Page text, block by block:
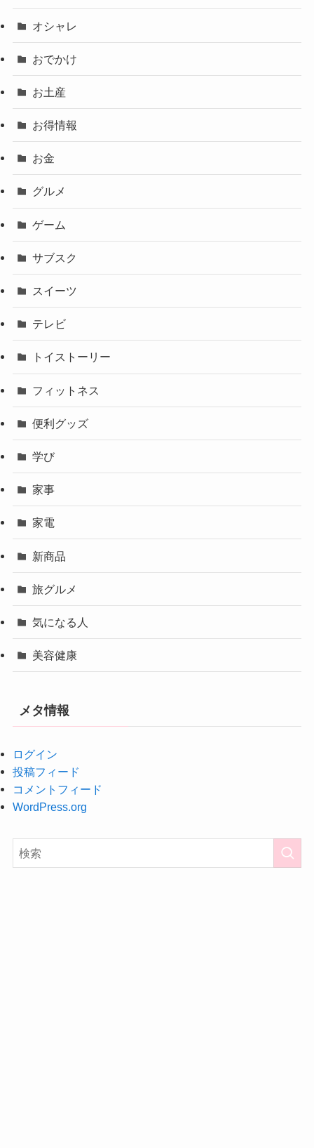
オシャレ
おでかけ
お土産
お得情報
お金
グルメ
ゲーム
サブスク
スイーツ
テレビ
トイストーリー
フィットネス
便利グッズ
学び
家事
家電
新商品
旅グルメ
気になる人
美容健康
メタ情報
ログイン
投稿フィード
コメントフィード
WordPress.org